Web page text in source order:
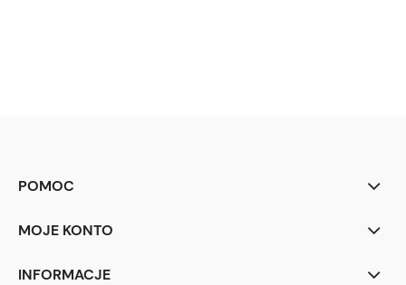
POMOC
MOJE KONTO
INFORMACJE